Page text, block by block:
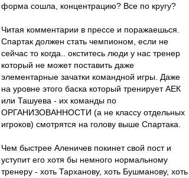
форма сошла, концентрацию? Все по кругу?
Читая комментарии в прессе и поражаешься.
Спартак должен стать чемпионом, если не
сейчас то когда.. окститесь люди у нас тренер
который не может поставить даже
элементарные зачатки командной игры. Даже
на уровне этого баска который тренирует АЕК
или Ташуева - их команды по
ОРГАНИЗОВАННОСТИ (а не классу отдельных
игроков) смотрятся на голову выше Спартака.
Чем быстрее Аленичев покинет свой пост и
уступит его хотя бы немного нормальному
тренеру - хоть Тарханову, хоть Бушманову, хоть